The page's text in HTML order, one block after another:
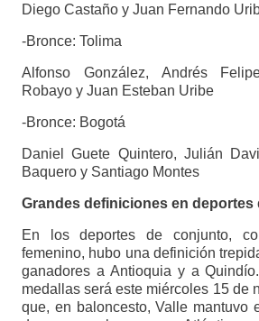
Diego Castaño y Juan Fernando
-Bronce: Tolima
Alfonso González, Andrés
Robayo y Juan Esteban Uribe
-Bronce: Bogotá
Daniel Guete Quintero, Julián
Baquero y Santiago Montes
Grandes definiciones en deportes
En los deportes de conjunto,
femenino, hubo una definición
ganadores a Antioquia y a
medallas será este miércoles 15 de
que, en baloncesto, Valle mantuvo